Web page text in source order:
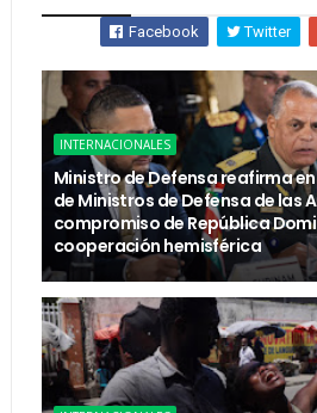
Facebook Twitter
INTERNACIONALES
Ministro de Defensa reafirma
de Ministros de Defensa de las
compromiso de República
cooperación hemisférica